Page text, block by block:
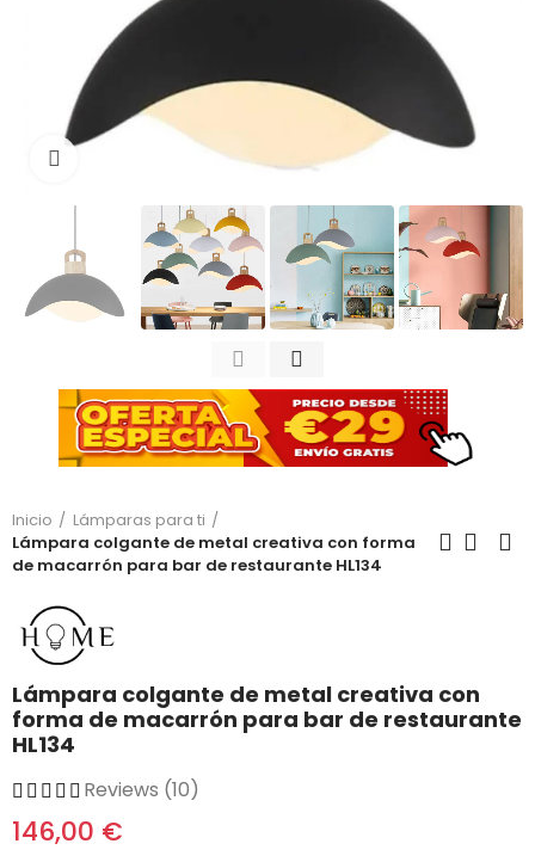
Haga clic para ampliar
Inicio
Lámparas para ti
Lámpara colgante de metal creativa con forma
de macarrón para bar de restaurante HL134
Lámpara colgante de metal creativa con
forma de macarrón para bar de restaurante
HL134
Reviews (10)
146,00 €